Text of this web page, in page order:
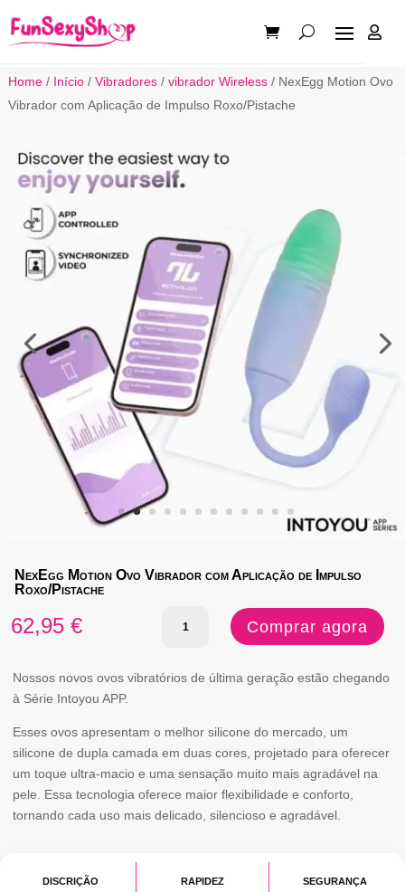

Home/ Início/ Vibradores/ vibrador Wireless/ NexEgg Motion Ovo
Vibrador com Aplicação de Impulso Roxo/Pistache
NexEgg Motion Ovo Vibrador com Aplicação de Impulso
Roxo/Pistache
62,95 €
Quantidade
NexEgg
Ovo
com
Aplicação
Impulso
Comprar agora
Nossos novos ovos vibratórios de última geração estão chegando
à Série Intoyou APP.
Esses ovos apresentam o melhor silicone do mercado, um
silicone de dupla camada em duas cores, projetado para oferecer
um toque ultra-macio e uma sensação muito mais agradável na
pele. Essa tecnologia oferece maior flexibilidade e conforto,
tornando cada uso mais delicado, silencioso e agradável.
DISCRIÇÃO RAPIDEZ SEGURANÇA